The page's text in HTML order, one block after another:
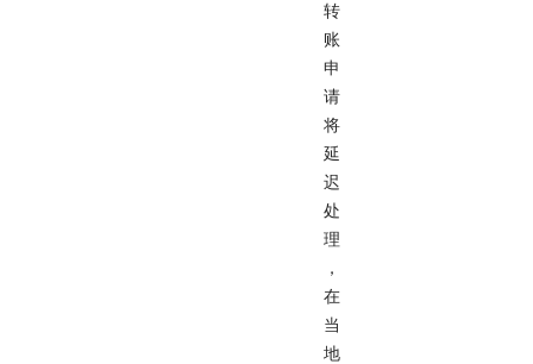
转
账
申
请
将
延
迟
处
理
，
在
当
地